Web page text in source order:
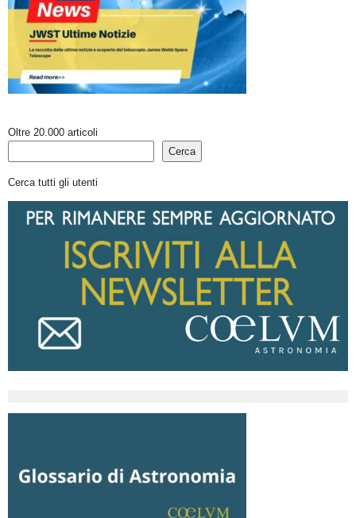
Oltre 20.000 articoli
Cerca
Cerca tutti gli utenti